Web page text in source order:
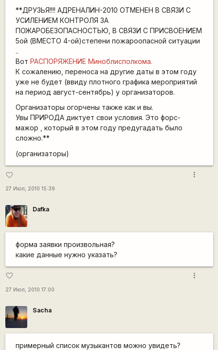
**ДРУЗЬЯ!!!! АДРЕНАЛИН-2010 ОТМЕНЕН В СВЯЗИ С
УСИЛЕНИЕМ КОНТРОЛЯ ЗА
ПОЖАРОБЕЗОПАСНОСТЬЮ, В СВЯЗИ С ПРИСВОЕНИЕМ
5ой (ВМЕСТО 4-ой)степени пожароопасной ситуации
..
Вот РАСПОРЯЖЕНИЕ Миноблисполкома.
К сожалению, переноса на другие даты в этом году
уже не будет (ввиду плотного графика мероприятий
на период август-сентябрь) у организаторов.
Организаторы огорчены также как и вы.
Увы ПРИРОДА диктует свои условия. Это форс-
мажор , который в этом году предугадать было
сложно.**
(организаторы)
favorite_border
27 Июл, 2010 15:39
more_vert
Dafka
форма заявки произвольная?
какие данные нужно указать?
favorite_border
27 Июл, 2010 17:00
more_vert
Sacha
примерный список музыкантов можно увидеть?